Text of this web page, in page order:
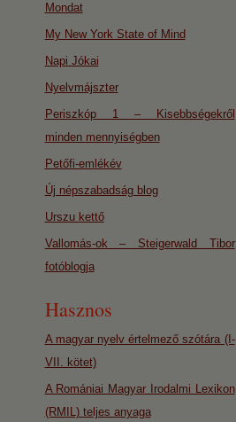
Mondat
My New York State of Mind
Napi Jókai
Nyelvmájszter
Periszkóp 1 – Kisebbségekről
minden mennyiségben
Petőfi-emlékév
Új népszabadság blog
Urszu kettő
Vallomás-ok – Steigerwald Tibor
fotóblogja
Hasznos
A magyar nyelv értelmező szótára (I-
VII. kötet)
A Romániai Magyar Irodalmi Lexikon
(RMIL) teljes anyaga